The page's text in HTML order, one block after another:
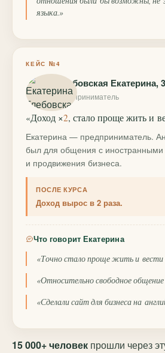
языка.»
КЕЙС №4
Глебовская Екатерина,
предприниматель
«Доход ×2, стало проще жить и
Екатерина — предприниматель.
был для общения с иностранными
и продвижения бизнеса.
ПОСЛЕ КУРСА
Доход вырос в 2 раза.
Что говорит Екатерина
«Точно стало проще жить и вести
«Относительно свободное
«Сделали сайт для бизнеса на
15 000+ человек прошли через